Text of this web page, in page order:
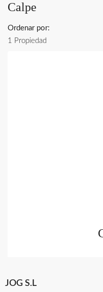
Calpe
1 Propiedad
Ordenar por:
JOG S.L